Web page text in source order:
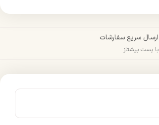
ارسال سریع سفارشات
با پست پیشتاز